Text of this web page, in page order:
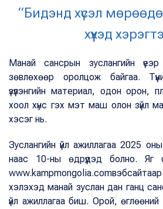
“Бидэнд хүсэл
хүүхэд
Манай сансрын зуслангийн үеэр
зөвлөхөөр оролцож байгаа.
үзүүлэнгийн материал, одон орон,
хоол хүнс гэх мэт маш олон зүйл
хэсэг нь.
Зуслангийн үйл ажиллагаа 2025
наас 10-ны өдрүүдэд болно. Яг
хэлэхэд манай зуслан дан ганц
үйл ажиллагаа биш. Орой, өглөөний